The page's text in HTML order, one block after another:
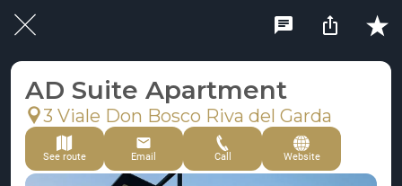
AD Suite Apartment
3 Viale Don Bosco Riva del Garda
See route Email Call Website